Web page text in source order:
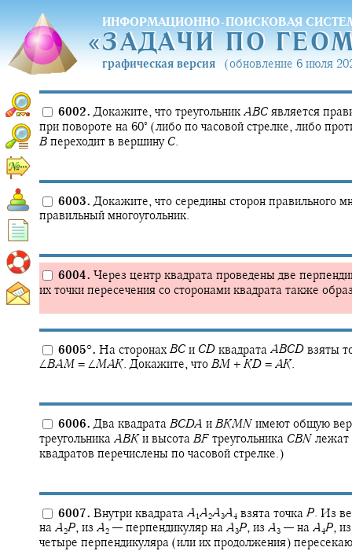
ИНФОРМАЦИОННО-ПОИСКОВАЯ
«ЗАДАЧИ ПО
«ЗАДАЧИ ПО
графическая версия (обновление 6 июля
6002. Докажите, что треугольник ABC является
при повороте на 60‍∘ (либо по часовой стрелке, либо
B переходит в вершину C.
6003. Докажите, что середины сторон правильного
правильный многоугольник.
6004. Через центр квадрата проведены две
их точки пересечения со сторонами квадрата также
6005°. На сторонах BC и CD квадрата ABCD взяты
∠BAM = ∠MAK. Докажите, что BM + KD = AK.
6006. Два квадрата BCDA и BKMN имеют общую
треугольника ABKи высота BF треугольника CBN лежат
квадратов перечислены по часовой стрелке.)
6007. Внутри квадрата A 1A2A3A4 взята точка P. Из
на A2P, из A2 — перпендикуляр на A3P, из A3 — на A4P,
четыре перпендикуляра (или их продолжения)